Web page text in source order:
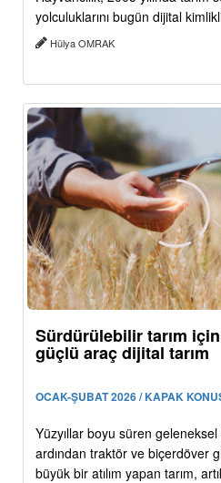
yolculuklarını bugün dijital
Hülya OMRAK
Sürdürülebilir tarım
güçlü araç dijital tarım
OCAK-ŞUBAT 2026 / KAPAK
Yüzyıllar boyu süren geleneksel
ardından traktör ve biçerdöver
büyük bir atılım yapan tarım,